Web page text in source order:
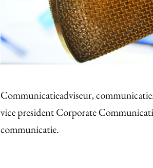
Communicatieadviseur,
vice president Corporate
communicatie.